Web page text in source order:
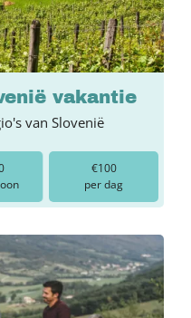
vakantie
van Slovenië
€100
per dag